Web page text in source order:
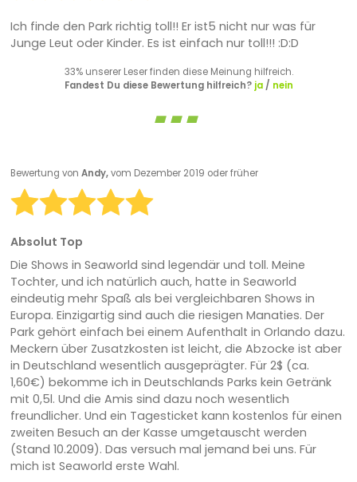
Ich finde den Park richtig toll!! Er ist5 nicht nur was für
Junge Leut oder Kinder. Es ist einfach nur toll!!! :D:D
33% unserer Leser finden diese Meinung hilfreich.
Fandest Du diese Bewertung hilfreich? ja/ nein
Bewertung von Andy,vom Dezember 2019 oder früher
Absolut Top
Die Shows in Seaworld sind legendär und toll. Meine
Tochter, und ich natürlich auch, hatte in Seaworld
eindeutig mehr Spaß als bei vergleichbaren Shows in
Europa. Einzigartig sind auch die riesigen Manaties. Der
Park gehört einfach bei einem Aufenthalt in Orlando dazu.
Meckern über Zusatzkosten ist leicht, die Abzocke ist aber
in Deutschland wesentlich ausgeprägter. Für 2$ (ca.
1,60€) bekomme ich in Deutschlands Parks kein Getränk
mit 0,5l. Und die Amis sind dazu noch wesentlich
freundlicher. Und ein Tagesticket kann kostenlos für einen
zweiten Besuch an der Kasse umgetauscht werden
(Stand 10.2009). Das versuch mal jemand bei uns. Für
mich ist Seaworld erste Wahl.